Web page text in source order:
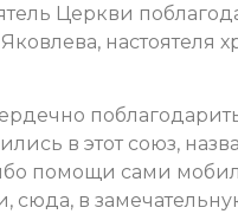
Церкви
настоятеля
в этот союз,
помощи сами
сюда, в